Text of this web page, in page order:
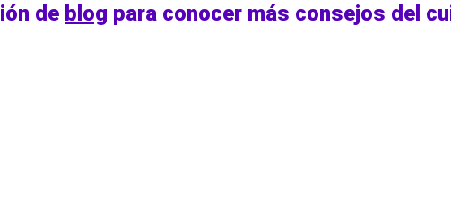
de blog para conocer más consejos del